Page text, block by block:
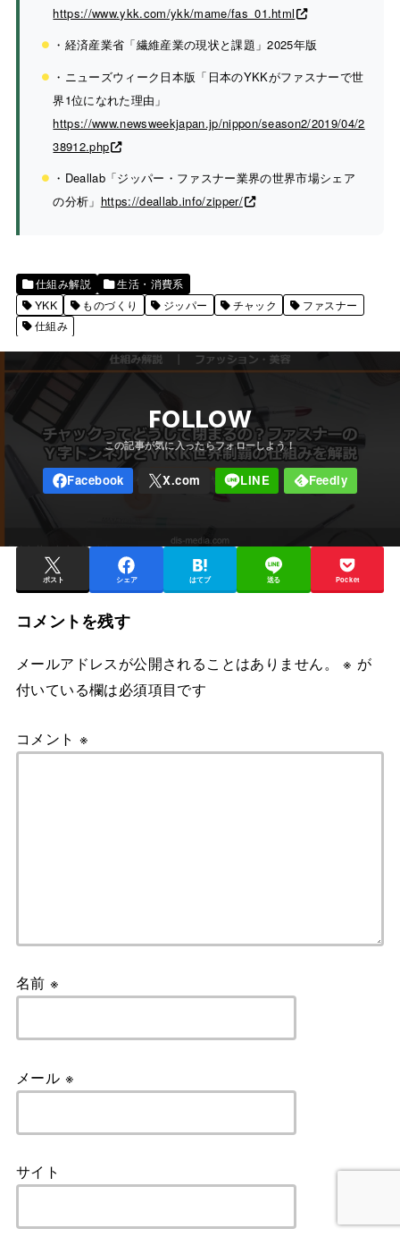
https://www.ykk.com/ykk/mame/fas_01.html
・経済産業省「繊維産業の現状と課題」2025年版
・ニューズウィーク日本版「日本のYKKがファスナーで世
界1位になれた理由」
https://www.newsweekjapan.jp/nippon/season2/2019/04/2
38912.php
・Deallab「ジッパー・ファスナー業界の世界市場シェア
の分析」 https://deallab.info/zipper/
仕組み解説
生活・消費系
YKK
ものづくり ジッパー チャック
ファスナー
仕組み
FOLLOW
ポスト シェア はてブ 送る Pocket
コメントを残す
メールアドレスが公開されることはありません。 ※ が
付いている欄は必須項目です
コメント ※
名前※
メール ※
サイト